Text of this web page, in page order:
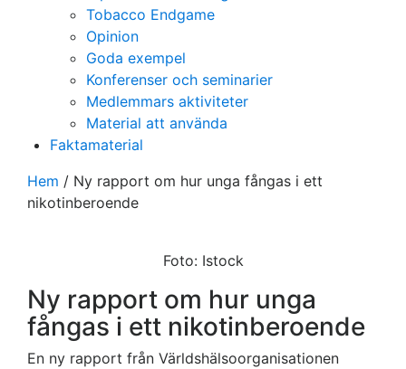
Tobacco Endgame
Opinion
Goda exempel
Konferenser och seminarier
Medlemmars aktiviteter
Material att använda
Faktamaterial
Hem / Ny rapport om hur unga fångas i ett
nikotinberoende
Foto: Istock
Ny rapport om hur unga
fångas i ett nikotinberoende
En ny rapport från Världshälsoorganisationen